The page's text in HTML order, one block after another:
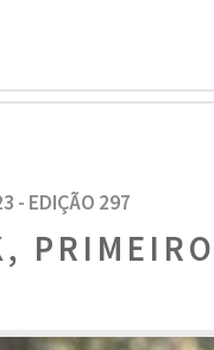
- EDIÇÃO 297